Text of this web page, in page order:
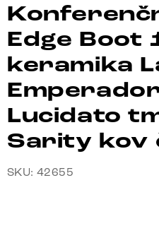
Edge Boot
keramika
Lucidato
Sarity kov
SKU: 42655